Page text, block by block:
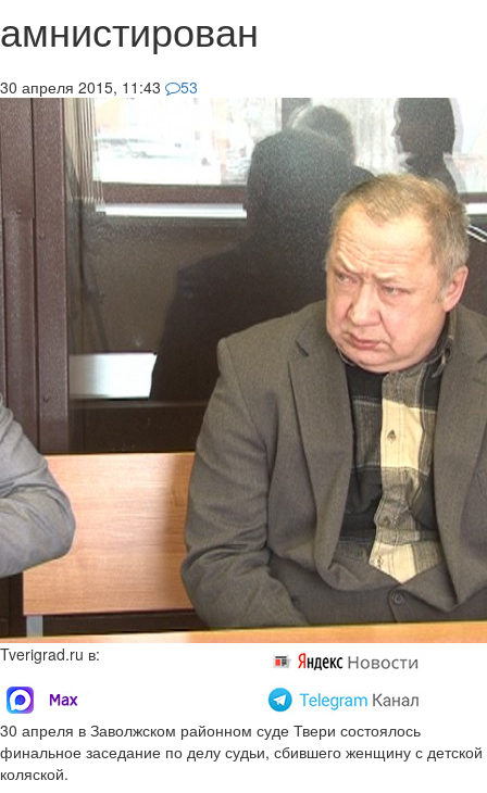
амнистирован
30 апреля 2015, 11:43 53
Tverigrad.ru в:
30 апреля в Заволжском районном суде Твери состоялось
финальное заседание по делу судьи, сбившего женщину с детской
коляской.